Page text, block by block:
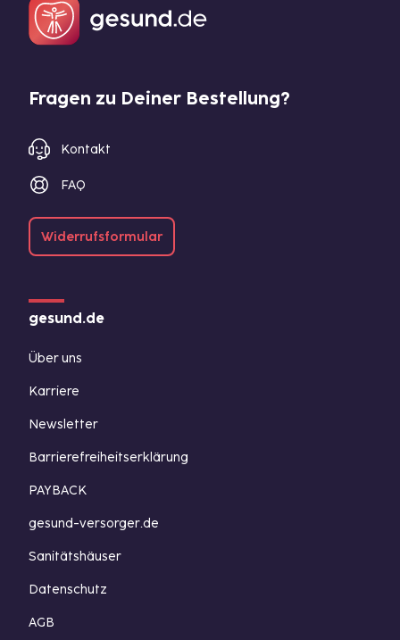
Fragen zu Deiner Bestellung?
Kontakt
FAQ
Widerrufsformular
gesund.de
Über uns
Karriere
Newsletter
Barrierefreiheitserklärung
PAYBACK
gesund-versorger.de
Sanitätshäuser
Datenschutz
AGB